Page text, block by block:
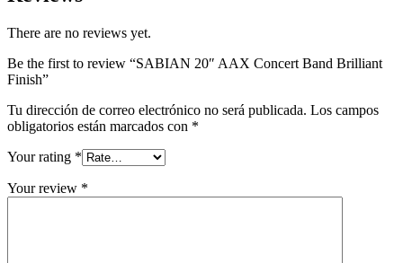
There are no reviews yet.
Be the first to review “SABIAN 20″ AAX Concert Band Brilliant
Finish”
Tu dirección de correo electrónico no será publicada. Los campos
obligatorios están marcados con *
Your rating *
Your review *